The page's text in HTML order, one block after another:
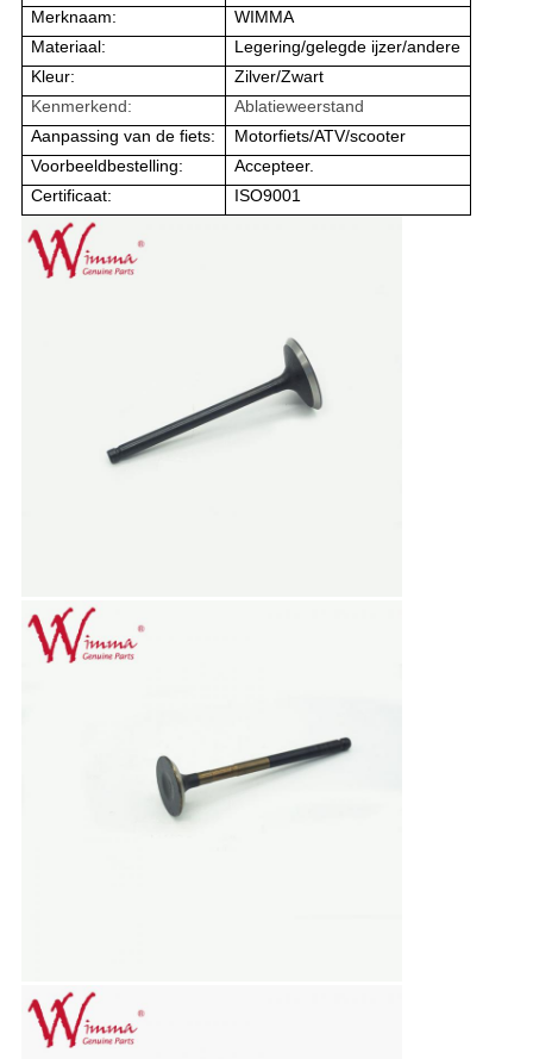
Merknaam:
WIMMA
Materiaal:
Legering/gelegde ijzer/andere
Kleur:
Zilver/Zwart
Kenmerkend:
Ablatieweerstand
Aanpassing van de fiets:
Motorfiets/ATV/scooter
Voorbeeldbestelling:
Accepteer.
Certificaat:
ISO9001